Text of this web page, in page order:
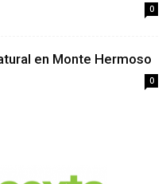
0
en Monte Hermoso
0